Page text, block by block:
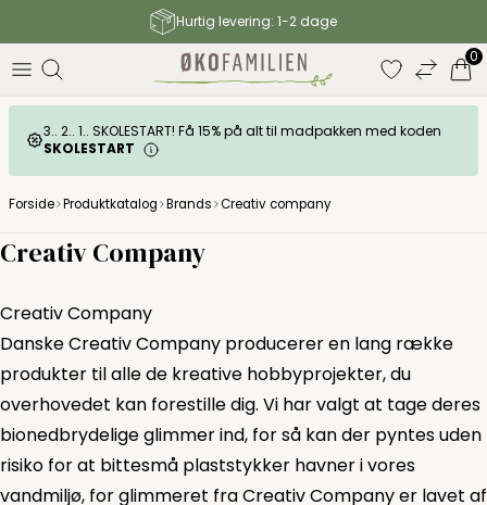
Hurtig levering: 1-2 dage
0
3.. 2.. 1.. SKOLESTART! Få 15% på alt til madpakken med koden
SKOLESTART
Forside Produktkatalog Brands Creativ company
Creativ Company
Creativ Company
Danske Creativ Company producerer en lang række
produkter til alle de kreative hobbyprojekter, du
overhovedet kan forestille dig. Vi har valgt at tage deres
bionedbrydelige glimmer ind, for så kan der pyntes uden
risiko for at bittesmå plaststykker havner i vores
vandmiljø, for glimmeret fra Creativ Company er lavet af